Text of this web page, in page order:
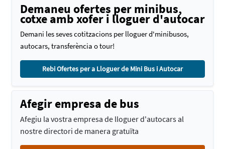
Demaneu ofertes per minibus,
cotxe amb xofer i lloguer d'autocar
Demani les seves cotitzacions per lloguer d'minibusos,
autocars, transferència o tour!
Rebi Ofertes per a Lloguer de Mini Bus i Autocar
Afegir empresa de bus
Afegiu la vostra empresa de lloguer d'autocars al
nostre directori de manera gratuïta